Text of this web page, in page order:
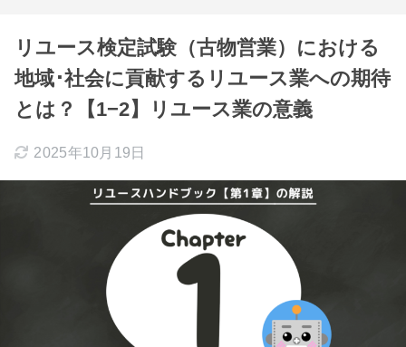
リユース検定試験（古物営業）における
地域･社会に貢献するリユース業への期待
とは？【1−2】リユース業の意義
2025年10月19日